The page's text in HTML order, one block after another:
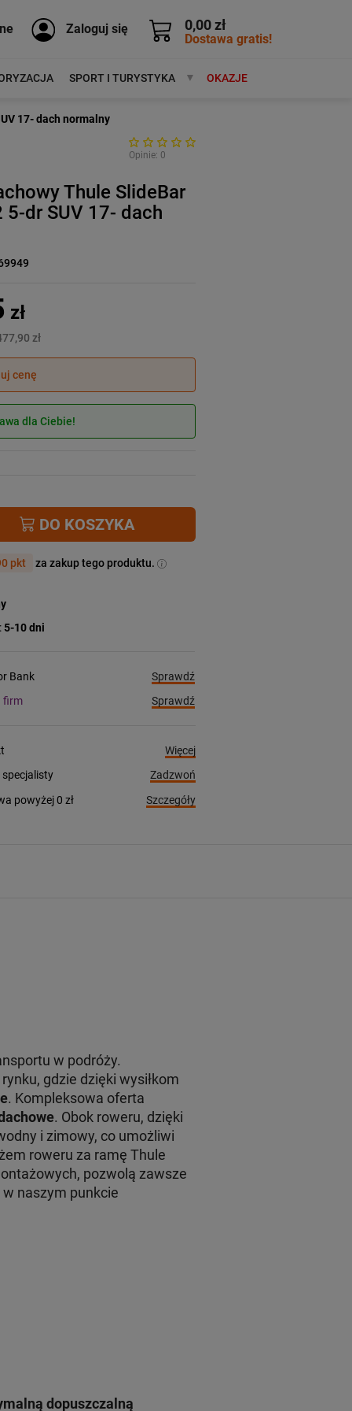
0,00 zł
Dostawa gratis!
Zaloguj się
SPORT I TURYSTYKA MARKIOKAZJE
17- dach normalny
Opinie: 0
Thule SlideBar
5-dr SUV 17- dach
zł
zł
cenę
dla Ciebie!
DO KOSZYKA
pkt za zakup tego produktu.
5-10 dni
Bank
Sprawdź
firm
Sprawdź
Więcej
Zadzwoń
powyżej 0 zł
Szczegóły
w podróży.
gdzie dzięki wysiłkom
. Kompleksowa oferta
. Obok roweru, dzięki
i zimowy, co umożliwi
roweru za ramę Thule
pozwolą zawsze
naszym punkcie
dopuszczalną